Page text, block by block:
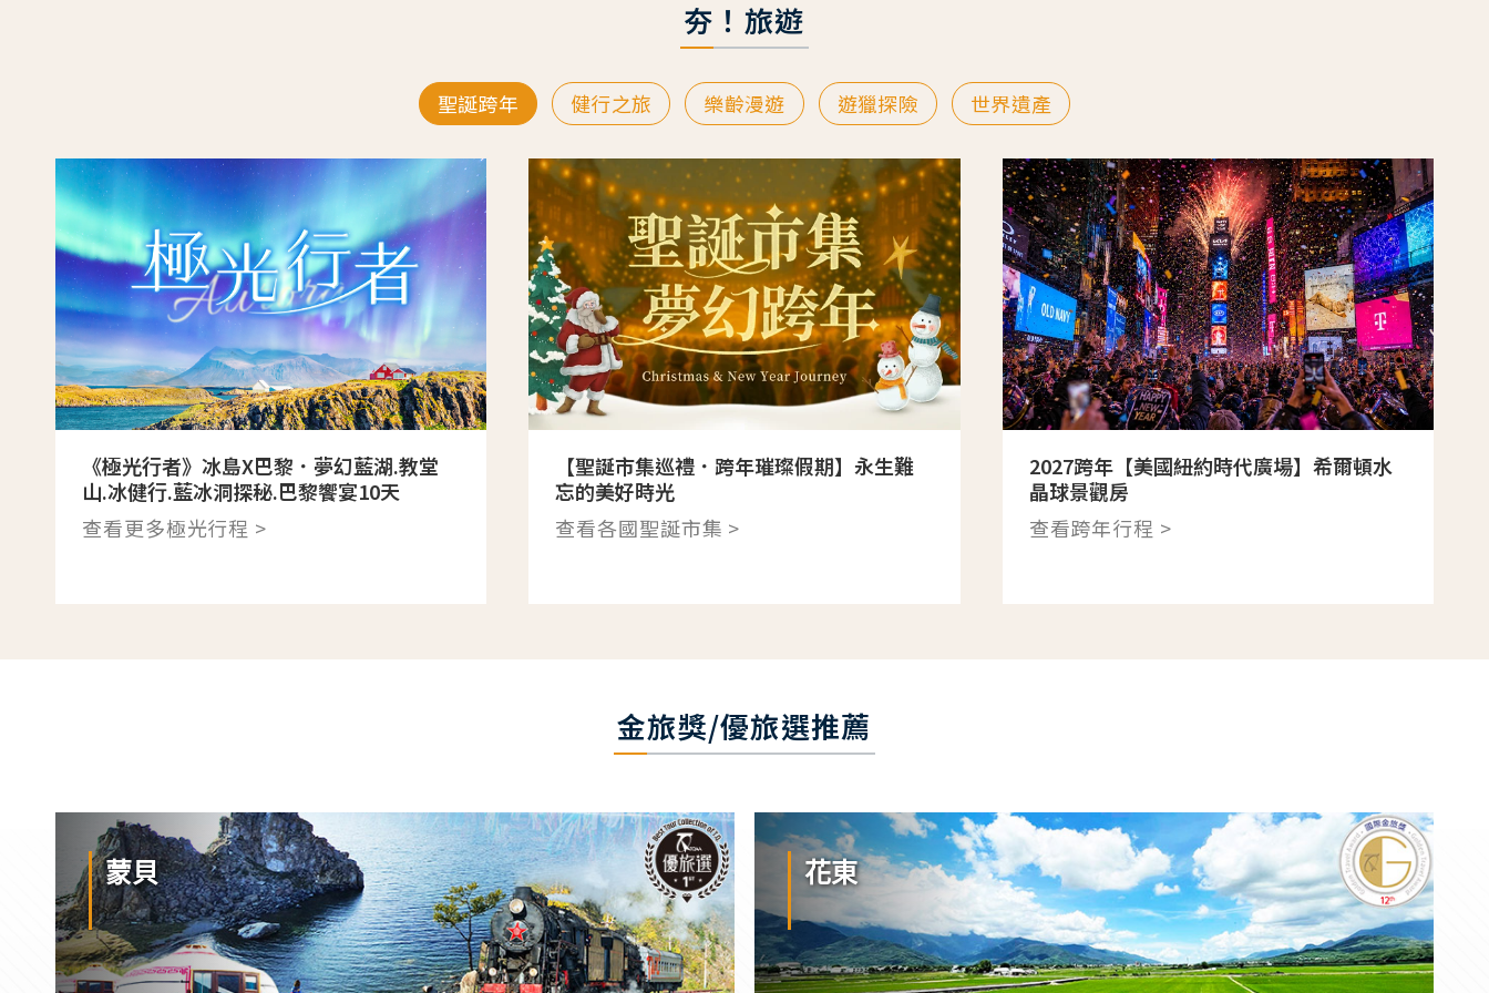
夯！旅遊
聖誕跨年 健行之旅 樂齡漫遊 遊獵探險 世界遺產
《極光行者》冰島X巴黎．夢幻藍湖.教堂
山.冰健行.藍冰洞探秘.巴黎饗宴10天
查看更多極光行程 >
【聖誕市集巡禮．跨年璀璨假期】永生難
忘的美好時光
查看各國聖誕市集 >
2027跨年【美國紐約時代廣場】希爾頓水
晶球景觀房
查看跨年行程 >
金旅獎/優旅選推薦
蒙貝 花東